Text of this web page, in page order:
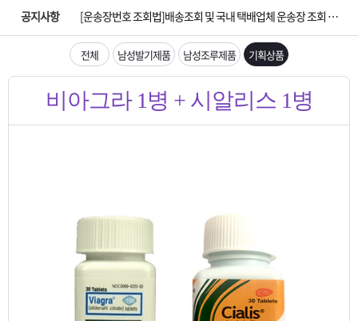
맨
품
은
공지사항 [ios앱 오픈]아이폰 고객 앱설치 가능합니다.
[무인택배함 이용 안내] 집 밖에 주소로 택배 받기
전체 남성발기제품 남성조루제품 기획상품
비아그라 1병 + 시알리스 1병